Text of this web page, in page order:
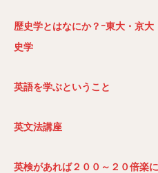
歴史学とはなにか？ｰ東大・京
史学
英語を学ぶということ
英文法講座
英検があれば２００～２０倍楽